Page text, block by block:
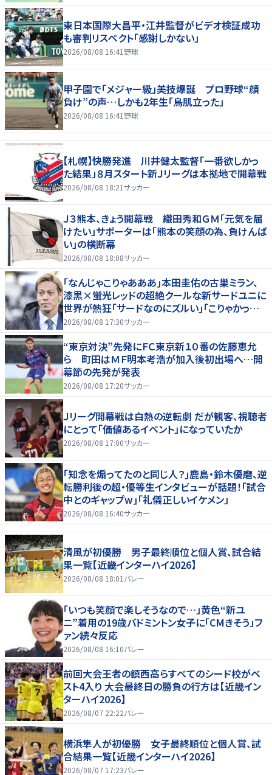
東日本国際大昌平・江井監督がビデオ検証成功
も審判リスペクト「感謝しかない」
2026/08/08 16:41 野球
甲子園で「メジャー級」美技爆誕 プロ野球“顔
負け”の声…しかも2年生「鳥肌立った」
2026/08/08 16:41 野球
【札幌】快勝発進 川井健太監督「一番欲しかっ
た結果」８月スタート新Ｊリーグは本拠地で開幕戦
2026/08/08 18:21サッカー
Ｊ３熊本、きょう開幕戦 織田秀和ＧＭ「元気を届
けたい」サポーターは「熊本の笑顔の為、負けんば
い」の横断幕
2026/08/08 18:08サッカー
｢なんじゃこりゃあああ｣本田圭佑の古巣ミラン、
漆黒×蛍光レッドの超絶クールな新サードユニに
世界が熱狂｢サードなのにズルい｣｢こりゃかっけ
えわ｣
2026/08/08 17:30サッカー
“東京対決”先発にＦＣ東京新１０番の佐藤恵允
ら 町田はＭＦ明本考浩が加入後初出場へ…開
幕節の先発が発表
2026/08/08 17:20サッカー
Ｊリーグ開幕戦は白熱の逆転劇 だが観客、視聴者
にとって「価値あるイベント」になっていたか
2026/08/08 17:00サッカー
｢知念を煽ってたのと同じ人？｣鹿島・鈴木優磨、逆
転勝利後の超・優等生インタビューが話題！｢試合
中とのギャップw｣｢礼儀正しいイケメン」
2026/08/08 16:40サッカー
清風が初優勝 男子最終順位と個人賞、試合結
果一覧【近畿インターハイ2026】
2026/08/08 18:01 バレー
「いつも笑顔で楽しそうなので…」黄色“新ユ
ニ”着用の19歳バドミントン女子に「CMきそう」フ
ァン続々反応
2026/08/08 16:10バレー
前回大会王者の鎮西高らすべてのシード校がベ
スト4入り 大会最終日の勝負の行方は【近畿イン
ターハイ2026】
2026/08/07 22:22バレー
横浜隼人が初優勝 女子最終順位と個人賞、試
合結果一覧【近畿インターハイ2026】
2026/08/07 17:23バレー